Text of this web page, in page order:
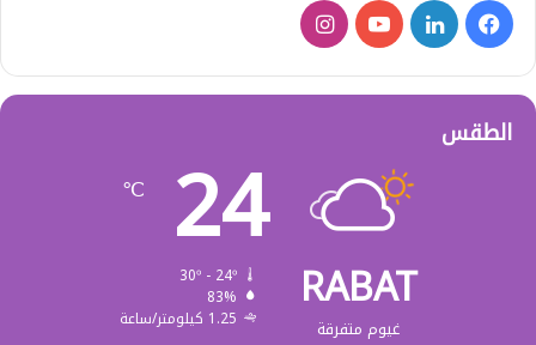
فيسبوكلينكدإن‫YouTubeانستقرام
الطقس
RABAT
غيوم متفرقة
24
℃
30º - 24º
83%
1.25 كيلومتر/ساعة